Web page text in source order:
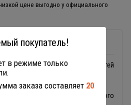
цене выгодно у официального
самокат Полесье 56085 для детей
подойдет в качестве первого
покупатель!
в режиме только
заказа составляет 20